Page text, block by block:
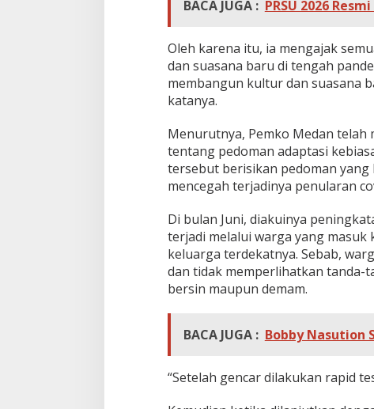
s
A
b
a
i
a
n
P
r
o
k
o
l
K
e
s
h
a
n
BACA JUGA : PRSU 2026
Oleh karena itu, ia mengajak
dan suasana baru di tengah
membangun kultur dan suasana
katanya.
Menurutnya, Pemko Medan telah
tentang pedoman adaptasi
tersebut berisikan pedoman
mencegah terjadinya penularan
Di bulan Juni, diakuinya
terjadi melalui warga yang masuk
keluarga terdekatnya. Sebab,
dan tidak memperlihatkan
bersin maupun demam.
BACA JUGA : Bobby Nasution
“Setelah gencar dilakukan rapid